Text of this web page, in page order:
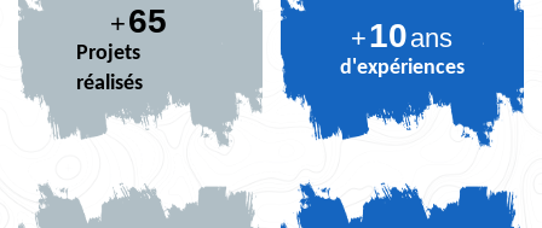
+80
Projets
réalisés
+10ans
d'expériences